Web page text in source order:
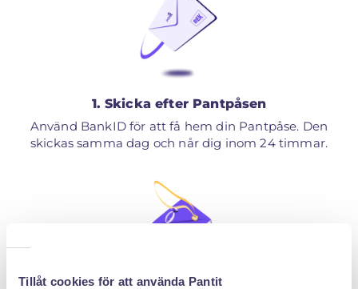
Tillåt cookies för att använda Pantit
1. Skicka efter Pantpåsen
Använd BankID för att få hem din Pantpåse. Den
skickas samma dag och når dig inom 24 timmar.